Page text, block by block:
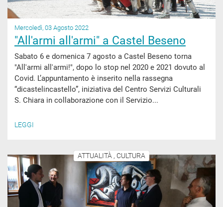
Mercoledì, 03 Agosto 2022
"All'armi all'armi" a Castel Beseno
Sabato 6 e domenica 7 agosto a Castel Beseno torna
"All'armi all'armi!", dopo lo stop nel 2020 e 2021 dovuto al
Covid. L’appuntamento è inserito nella rassegna
“dicastelincastello”, iniziativa del Centro Servizi Culturali
S. Chiara in collaborazione con il Servizio...
LEGGI
ATTUALITÀ , CULTURA